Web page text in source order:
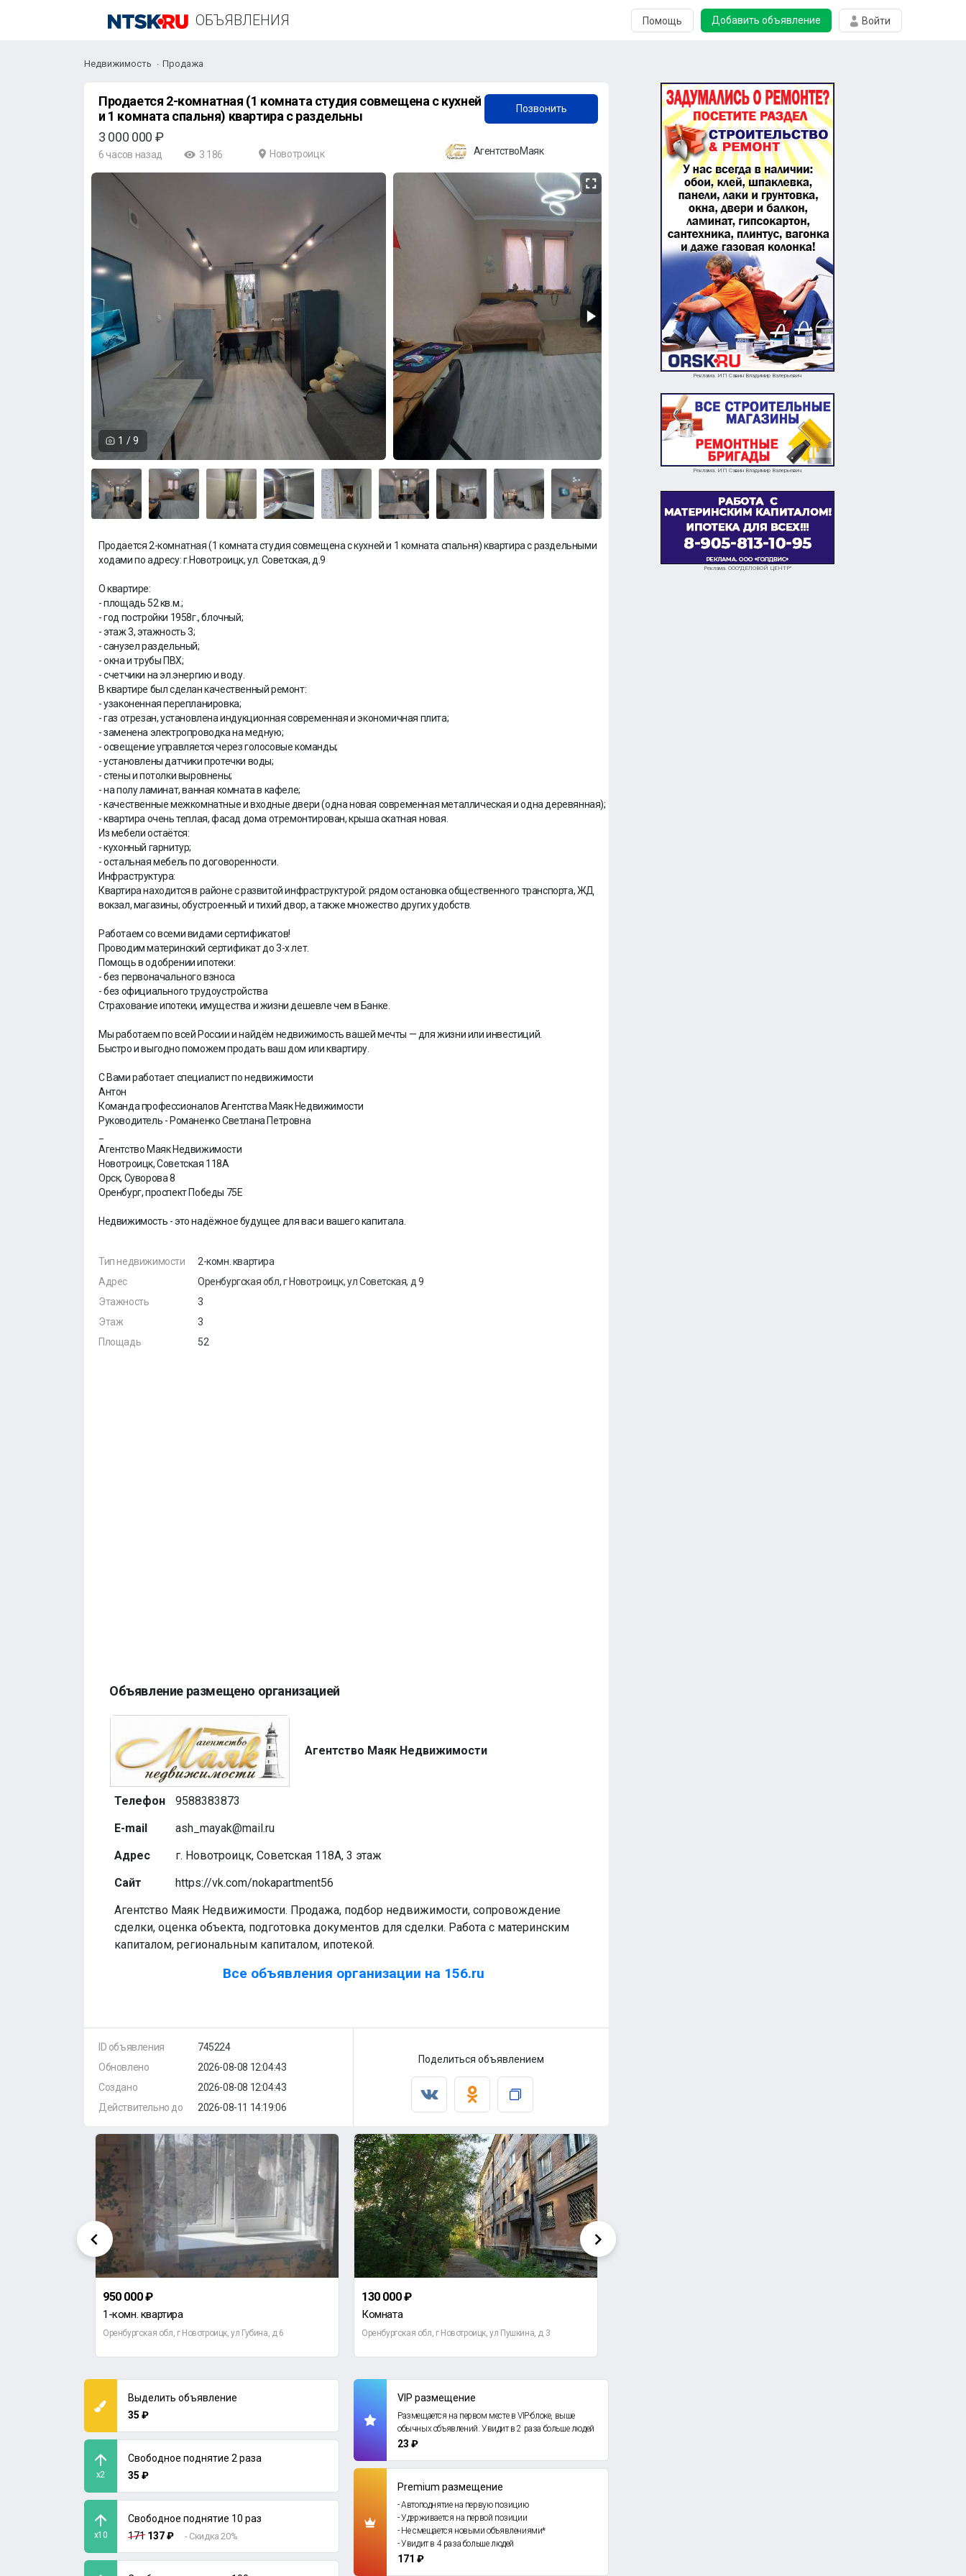
ОБЪЯВЛЕНИЯ Помощь Добавить объявление Войти
+7 (958) 838-38-73
Недвижимость Продажа
1 / 9
Продается 2-комнатная (1 комната студия совмещена с кухней
и 1 комната спальня) квартира с раздельны
Позвонить
3 000 000 ₽
6 часов назад 3 186 Новотроицк АгентствоМаяк
Продается 2-комнатная (1 комната студия совмещена с кухней и 1 комната спальня) квартира с раздельными
ходами по адресу: г.Новотроицк, ул. Советская, д.9
О квартире:
- площадь 52 кв.м.;
- год постройки 1958г., блочный;
- этаж 3, этажность 3;
- санузел раздельный;
- окна и трубы ПВХ;
- счетчики на эл.энергию и воду.
В квартире был сделан качественный ремонт:
- узаконенная перепланировка;
- газ отрезан, установлена индукционная современная и экономичная плита;
- заменена электропроводка на медную;
- освещение управляется через голосовые команды;
- установлены датчики протечки воды;
- стены и потолки выровнены;
- на полу ламинат, ванная комната в кафеле;
- качественные межкомнатные и входные двери (одна новая современная металлическая и одна деревянная);
- квартира очень теплая, фасад дома отремонтирован, крыша скатная новая.
Из мебели остаётся:
- кухонный гарнитур;
- остальная мебель по договоренности.
Инфраструктура:
Квартира находится в районе с развитой инфраструктурой: рядом остановка общественного транспорта, ЖД
вокзал, магазины, обустроенный и тихий двор, а также множество других удобств.
Работаем со всеми видами сертификатов!
Проводим материнский сертификат до 3-х лет.
Помощь в одобрении ипотеки:
- без первоначального взноса
- без официального трудоустройства
Страхование ипотеки, имущества и жизни дешевле чем в Банке.
Мы работаем по всей России и найдём недвижимость вашей мечты — для жизни или инвестиций.
Быстро и выгодно поможем продать ваш дом или квартиру.
С Вами работает специалист по недвижимости
Антон
Команда профессионалов Агентства Маяк Недвижимости
Руководитель - Романенко Светлана Петровна
Агентство Маяк Недвижимости
Новотроицк, Советская 118А
Орск, Суворова 8
Оренбург, проспект Победы 75Е
Недвижимость - это надёжное будущее для вас и вашего капитала.
Тип недвижимости
Адрес
Этажность
Этаж
Площадь
2-комн. квартира
Оренбургская обл, г Новотроицк, ул Советская, д 9
3
3
52
Объявление размещено организацией
Агентство Маяк Недвижимости
Телефон
9588383873
E-mail
ash_mayak@mail.ru
Адрес
г. Новотроицк, Советская 118А, 3 этаж
Сайт
https://vk.com/nokapartment56
Агентство Маяк Недвижимости. Продажа, подбор недвижимости, сопровождение
сделки, оценка объекта, подготовка документов для сделки. Работа с материнским
капиталом, региональным капиталом, ипотекой.
Все объявления организации на 156.ru
ID объявления
Обновлено
Создано
Действительно до
745224
2026-08-08 12:04:43
2026-08-08 12:04:43
2026-08-11 14:19:06
Поделиться объявлением
950 000 ₽
1-комн. квартира
Оренбургская обл, г Новотроицк, ул Губина, д 6
130 000 ₽
Комната
Оренбургская обл, г Новотроицк, ул Пушкина, д 3
Выделить объявление
35 ₽
x2
Свободное поднятие 2 раза
35 ₽
x10
Свободное поднятие 10 раз
171 137 ₽ - Скидка 20%
VIP размещение
Размещается на первом месте в VIP-блоке, выше
обычных объявлений. Увидит в 2 раза больше людей
23 ₽
Premium размещение
- Автоподнятие на первую позицию
- Удерживается на первой позиции
- Не смещается новыми объявлениями*
- Увидит в 4 раза больше людей
171 ₽
Реклама. ИП Савин Владимир Валерьевич
Реклама. ИП Савин Владимир Валерьевич
Реклама. ООО"ДЕЛОВОЙ ЦЕНТР"